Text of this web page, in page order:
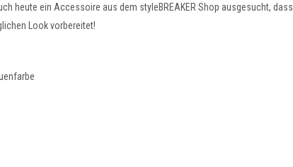
heute ein Accessoire aus dem styleBREAKER Shop ausgesucht, dass
Look vorbereitet!